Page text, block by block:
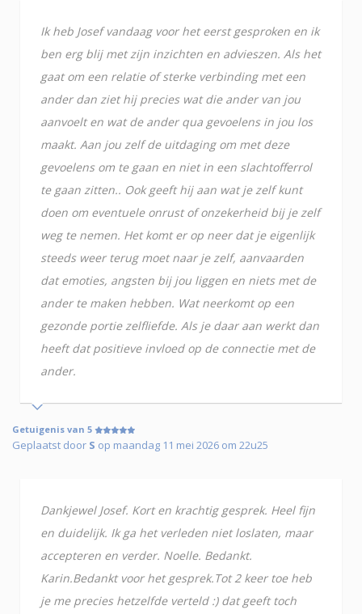
Ik heb Josef vandaag voor het eerst gesproken en ik
ben erg blij met zijn inzichten en advieszen. Als het
gaat om een relatie of sterke verbinding met een
ander dan ziet hij precies wat die ander van jou
aanvoelt en wat de ander qua gevoelens in jou los
maakt. Aan jou zelf de uitdaging om met deze
gevoelens om te gaan en niet in een slachtofferrol
te gaan zitten.. Ook geeft hij aan wat je zelf kunt
doen om eventuele onrust of onzekerheid bij je zelf
weg te nemen. Het komt er op neer dat je eigenlijk
steeds weer terug moet naar je zelf, aanvaarden
dat emoties, angsten bij jou liggen en niets met de
ander te maken hebben. Wat neerkomt op een
gezonde portie zelfliefde. Als je daar aan werkt dan
heeft dat positieve invloed op de connectie met de
ander.
Getuigenis van 5
Geplaatst door S op maandag 11 mei 2026 om 22u25
Dankjewel Josef. Kort en krachtig gesprek. Heel fijn
en duidelijk. Ik ga het verleden niet loslaten, maar
accepteren en verder. Noelle. Bedankt.
Karin.Bedankt voor het gesprek.Tot 2 keer toe heb
je me precies hetzelfde verteld :) dat geeft toch